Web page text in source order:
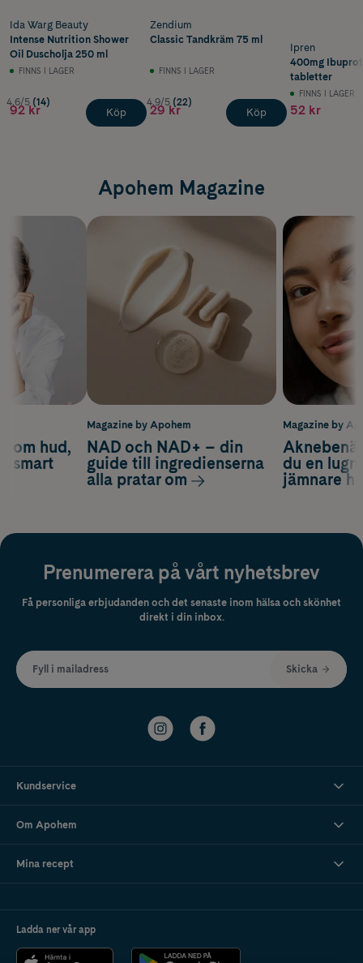
Ida Warg Beauty
Intense Nutrition Shower
Oil Duscholja 250 ml
FINNS I LAGER
4.6/5 (14)
92 kr Köp
Zendium
Classic Tandkräm 75 ml
FINNS I LAGER
4.9/5 (22)
29 kr Köp
Ipren
400mg
tabletter
FINNS I LAGER
52 kr
Apohem Magazine
Magazine by
du en
jämnare
om hud,
smart
Magazine by Apohem
NAD och NAD+ – din
guide till ingredienserna
alla pratar om
Prenumerera på vårt nyhetsbrev
Få personliga erbjudanden och det senaste inom hälsa och skönhet
direkt i din inbox.
Fyll i mailadress Skicka
Kundservice
Om Apohem
Mina recept
Ladda ner vår app